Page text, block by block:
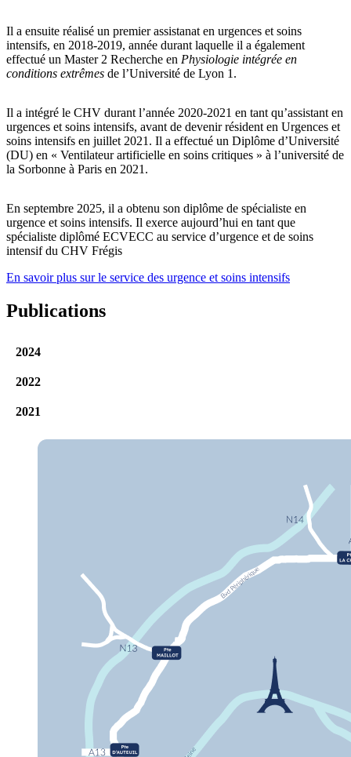
Il a ensuite réalisé un premier assistanat en urgences et soins
intensifs, en 2018-2019, année durant laquelle il a également
effectué un Master 2 Recherche en Physiologie intégrée en
conditions extrêmes de l’Université de Lyon 1.
Il a intégré le CHV durant l’année 2020-2021 en tant qu’assistant en
urgences et soins intensifs, avant de devenir résident en Urgences et
soins intensifs en juillet 2021. Il a effectué un Diplôme d’Université
(DU) en « Ventilateur artificielle en soins critiques » à l’université de
la Sorbonne à Paris en 2021.
En septembre 2025, il a obtenu son diplôme de spécialiste en
urgence et soins intensifs. Il exerce aujourd’hui en tant que
spécialiste diplômé ECVECC au service d’urgence et de soins
intensif du CHV Frégis
En savoir plus sur le service des urgence et soins intensifs
Publications
2024
2022
2021